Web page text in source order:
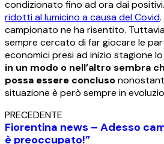
condizionato fino ad ora dai positivi.
ridotti al lumicino a causa del Covid
campionato ne ha risentito.
sempre cercato di far giocare le
economici presi ad inizio stagione
in un modo o nell’altro sembra
possa essere concluso
situazione è però sempre in
PRECEDENTE
Fiorentina news – Adesso
è preoccupato!”